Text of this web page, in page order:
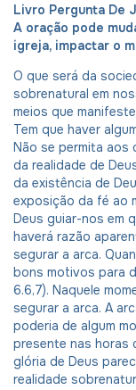
Livro Pergunta De
A oração pode
igreja, impactar o
O que será da
sobrenatural em
meios que
Tem que haver
Não se permita aos
da realidade de
da existência de
exposição da fé ao
Deus guiar-nos em
haverá razão
segurar a arca.
bons motivos para
6.6,7). Naquele
segurar a arca. A
poderia de algum
presente nas horas
glória de Deus
realidade